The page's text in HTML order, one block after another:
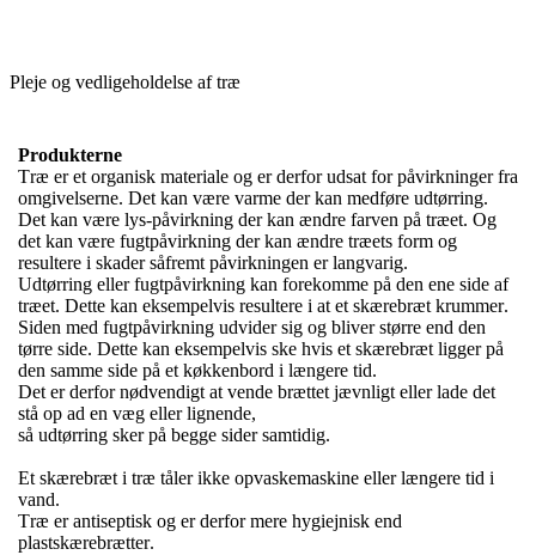
Pleje og vedligeholdelse af træ
Produkterne
Træ er et organisk materiale og er derfor udsat for påvirkninger fra
omgivelserne. Det kan være varme der kan medføre udtørring.
Det kan være lys-påvirkning der kan ændre farven på træet. Og
det kan være fugtpåvirkning der kan ændre træets form og
resultere i skader såfremt påvirkningen er langvarig.
Udtørring eller fugtpåvirkning kan forekomme på den ene side af
træet. Dette kan eksempelvis resultere i at et skærebræt krummer.
Siden med fugtpåvirkning udvider sig og bliver større end den
tørre side. Dette kan eksempelvis ske hvis et skærebræt ligger på
den samme side på et køkkenbord i længere tid.
Det er derfor nødvendigt at vende brættet jævnligt eller lade det
stå op ad en væg eller lignende,
så udtørring sker på begge sider samtidig.
Et skærebræt i træ tåler ikke opvaskemaskine eller længere tid i
vand.
Træ er antiseptisk og er derfor mere hygiejnisk end
plastskærebrætter.